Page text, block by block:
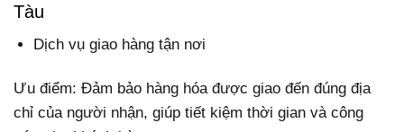
Tàu
Dịch vụ giao hàng tận nơi
Ưu điểm: Đảm bảo hàng hóa được giao đến đúng địa
chỉ của người nhận, giúp tiết kiệm thời gian và công